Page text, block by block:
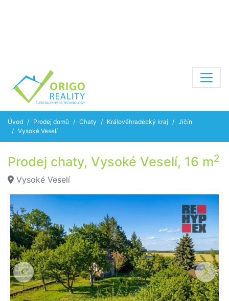
Úvod Prodej domů Chaty Královéhradecký kraj
Jičín
Vysoké Veselí
Prodej chaty, Vysoké Veselí, 16 m2
Vysoké Veselí
Předchozí Další